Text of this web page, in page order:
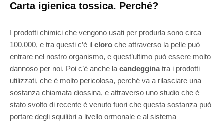
Carta igienica tossica. Perché?
I prodotti chimici che vengono usati per produrla sono circa
100.000, e tra questi c’è il cloro che attraverso la pelle può
entrare nel nostro organismo, e quest’ultimo può essere molto
dannoso per noi. Poi c’è anche la candegginatra i prodotti
utilizzati, che è molto pericolosa, perché va a rilasciare una
sostanza chiamata diossina, e attraverso uno studio che è
stato svolto di recente è venuto fuori che questa sostanza può
portare degli squilibri a livello ormonale e al sistema